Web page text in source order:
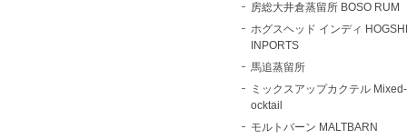
房総大井倉蒸留所 BOSO RUM
ホグスヘッド インディ
INPORTS
馬追蒸留所
ミックスアップカクテル
ocktail
モルトバーン MALTBARN